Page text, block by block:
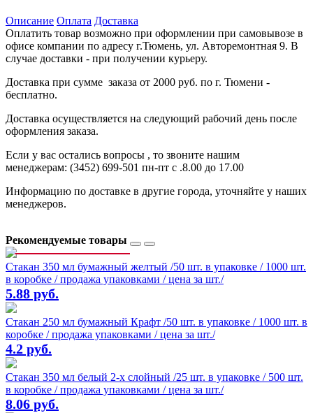
Описание Оплата Доставка
Оплатить товар возможно при оформлении при самовывозе в
офисе компании по адресу г.Тюмень, ул. Авторемонтная 9. В
случае доставки - при получении курьеру.
Доставка при сумме заказа от 2000 руб. по г. Тюмени -
бесплатно.
Доставка осуществляется на следующий рабочий день после
оформления заказа.
Если у вас остались вопросы , то звоните нашим
менеджерам: (3452) 699-501 пн-пт с .8.00 до 17.00
Информацию по доставке в другие города, уточняйте у наших
менеджеров.
Рекомендуемые товары
Стакан 350 мл бумажный желтый /50 шт. в упаковке / 1000 шт.
в коробке / продажа упаковками / цена за шт./
5.88 руб.
Стакан 250 мл бумажный Крафт /50 шт. в упаковке / 1000 шт. в
коробке / продажа упаковками / цена за шт./
4.2 руб.
Стакан 350 мл белый 2-х слойный /25 шт. в упаковке / 500 шт.
в коробке / продажа упаковками / цена за шт./
8.06 руб.